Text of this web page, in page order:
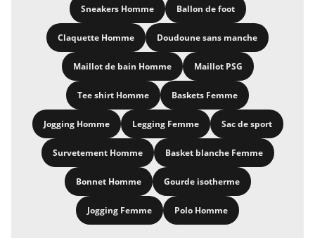
Sneakers Homme Ballon de foot
Claquette Homme Doudoune sans manche
Maillot de bain Homme Maillot PSG
Tee shirt Homme Baskets Femme
Jogging Homme Legging Femme Sac de sport
Survetement Homme Basket blanche Femme
Bonnet Homme Gourde isotherme
Jogging Femme Polo Homme